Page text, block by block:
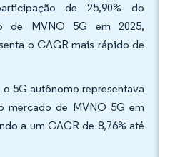
de 25,90% do
de MVNO 5G em 2025,
o CAGR mais rápido de
5G autônomo representava
mercado de MVNO 5G em
a um CAGR de 8,76% até